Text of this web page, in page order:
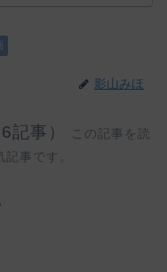
影山みほ
記事）
この記事を読
事です。